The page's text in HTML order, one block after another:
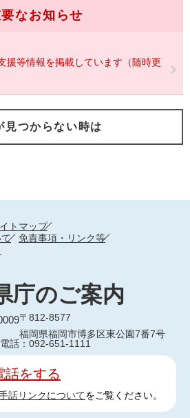
なお知らせ
援等情報を掲載しています（随時更
見つからない時は
トマップ
免責事項・リンク等
庁のご案内
〒812-8577
福岡県福岡市博多区東公園7番7号
話：092-651-1111
話をする
話リンクについてをご覧ください。